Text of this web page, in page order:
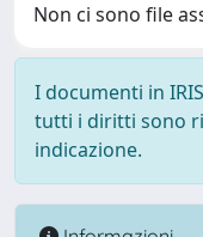
Non ci sono file
I documenti in
tutti i diritti sono
indicazione.